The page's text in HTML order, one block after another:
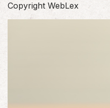
Copyright WebLex